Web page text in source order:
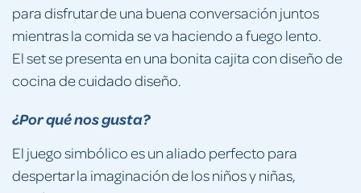
para disfrutar de una buena conversación juntos
mientras la comida se va haciendo a fuego lento.
El set se presenta en una bonita cajita con diseño de
cocina de cuidado diseño.
¿Por qué nos gusta?
El juego simbólico es un aliado perfecto para
despertar la imaginación de los niños y niñas,